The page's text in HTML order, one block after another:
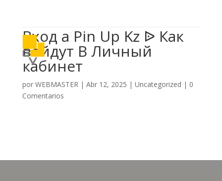
Вход а Pin Up Kz ᐉ Как
войдут В Личный
кабинет
por WEBMASTER| Abr 12, 2025 | Uncategorized | 0
Comentarios